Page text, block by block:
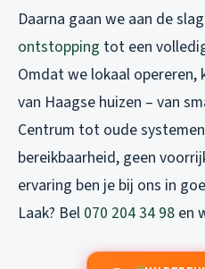
Daarna gaan we aan de
ontstopping tot een
Omdat we lokaal opereren,
van Haagse huizen – van
Centrum tot oude
bereikbaarheid, geen
ervaring ben je bij ons in
Laak? Bel 070 204 34 98 en